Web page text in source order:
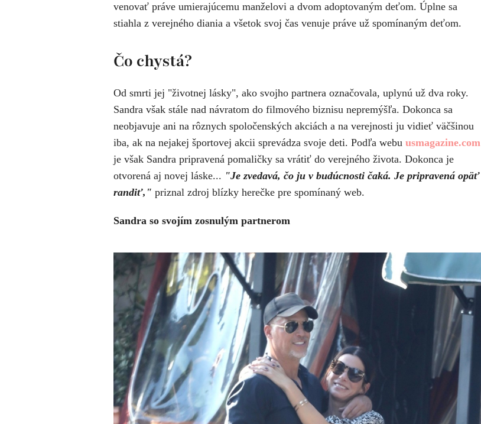
venovať práve umierajúcemu manželovi a dvom adoptovaným deťom. Úplne sa
stiahla z verejného diania a všetok svoj čas venuje práve už spomínaným deťom.
Čo chystá?
Od smrti jej "životnej lásky", ako svojho partnera označovala, uplynú už dva roky.
Sandra však stále nad návratom do filmového biznisu nepremýšľa. Dokonca sa
neobjavuje ani na rôznych spoločenských akciách a na verejnosti ju vidieť väčšinou
iba, ak na nejakej športovej akcii sprevádza svoje deti. Podľa webu usmagazine.com
je však Sandra pripravená pomaličky sa vrátiť do verejného života. Dokonca je
otvorená aj novej láske... "Je zvedavá, čo ju v budúcnosti čaká. Je pripravená opäť
randiť," priznal zdroj blízky herečke pre spomínaný web.
Sandra so svojím zosnulým partnerom